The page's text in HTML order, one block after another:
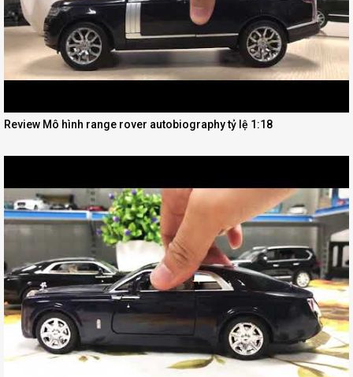
Review Mô hình range rover autobiography tỷ lệ 1:18